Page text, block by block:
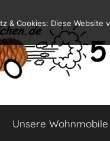
Unsere Wohnmobile
& Cookies: Diese